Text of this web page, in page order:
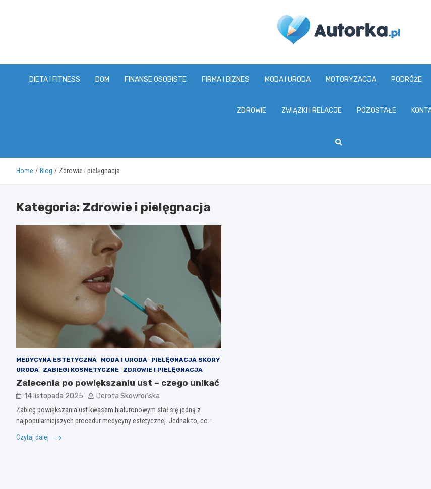
www.autorka.pl
DIETA I FITNESS DOM FINANSE OSOBISTE FIRMA I BIZNES MODA I URODA MOTORYZACJA PODRÓŻE
ZDROWIE ZWIĄZKI I RELACJE POZOSTAŁE
Home Blog Zdrowie i pielęgnacja
Kategoria: Zdrowie i pielęgnacja
MEDYCYNA ESTETYCZNA MODA I URODA
PIELĘGNACJA SKÓRY
URODA
ZABIEGI KOSMETYCZNE ZDROWIE I PIELĘGNACJA
Zalecenia po powiększaniu ust – czego unikać
14 listopada 2025 Dorota Skowrońska
Zabieg powiększania ust kwasem hialuronowym stał się jedną z
najpopularniejszych procedur medycyny estetycznej. Jednak to, co…
Czytaj dalej